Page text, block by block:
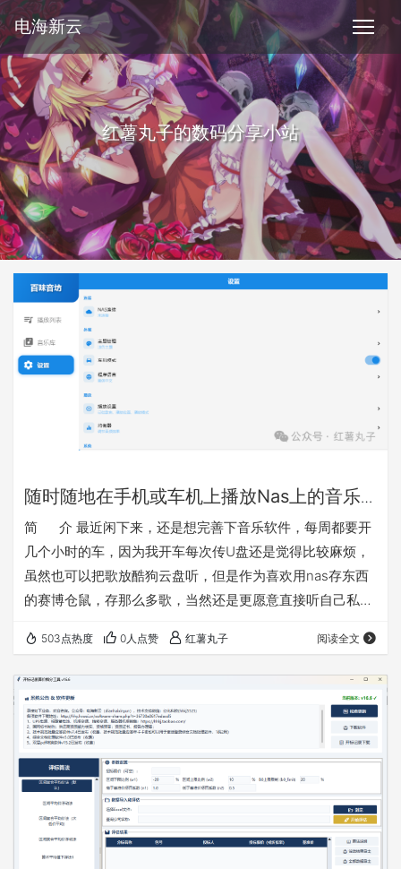
电海新云
红薯丸子的数码分享小站
随时随地在手机或车机上播放Nas上的音乐
的简便方法介绍
简 介 最近闲下来，还是想完善下音乐软件，每周都要开
几个小时的车，因为我开车每次传U盘还是觉得比较麻烦，
虽然也可以把歌放酷狗云盘听，但是作为喜欢用nas存东西
的赛博仓鼠，存那么多歌，当然还是更愿意直接听自己私域
版（含车机模式），以后等软件完善了考虑有需要再做一份
鸿蒙版的。其实试过一下mobimusic也是可以用的，但是我
感觉想添加一些功能还是自己做一个更方便，软件主打纯
净，实用，便捷。软件就叫百味音坊把 软件特点： 1、连
接…
503点热度 0人点赞 红薯丸子 阅读全文